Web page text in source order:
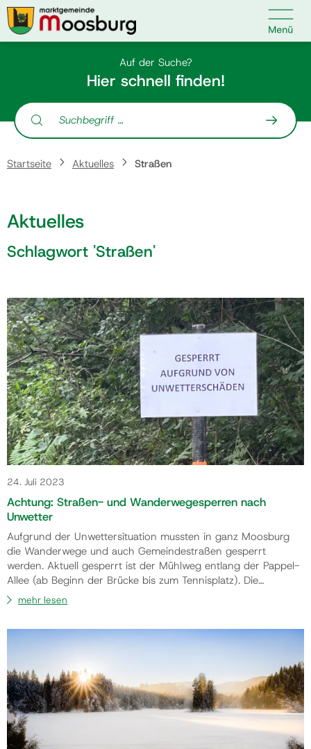
Kontakt 
Suche nach:
Startseite
Ihr Anliegen
Veranstaltungen
Politik
Gemeinde
Kontakt
Auf der Suche?
Hier schnell finden!
Suche nach:
Startseite Aktuelles Straßen
Aktuelles
Schlagwort 'Straßen'
24. Juli 2023
Achtung: Straßen- und Wanderwegesperren nach
Unwetter
Aufgrund der Unwettersituation mussten in ganz Moosburg
die Wanderwege und auch Gemeindestraßen gesperrt
werden. Aktuell gesperrt ist der Mühlweg entlang der Pappel-
Allee (ab Beginn der Brücke bis zum Tennisplatz). Die
Verkehrssicherheit ist auf Grund eines
Sachverständigengutachtens nicht gegeben. „Ich ersuche die
Gefährdungslage ist derzeit enorm“, sagt Bürgermeister
mehr lesen